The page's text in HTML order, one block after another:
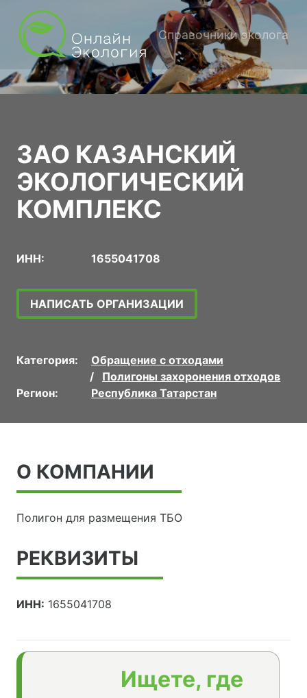
Справочники эколога
ЗАО КАЗАНСКИЙ
ЭКОЛОГИЧЕСКИЙ
КОМПЛЕКС
ИНН: 1655041708
НАПИСАТЬ ОРГАНИЗАЦИИ
Категория:
Обращение с отходами
Полигоны захоронения отходов
Регион:
Республика Татарстан
О КОМПАНИИ
Полигон для размещения ТБО
РЕКВИЗИТЫ
ИНН: 1655041708
Ищете, где